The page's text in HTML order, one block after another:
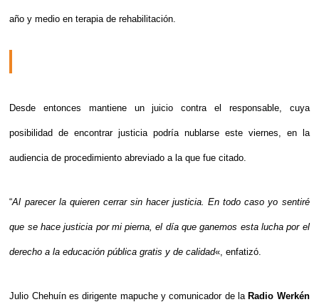
año y medio en terapia de rehabilitación.
Desde entonces mantiene un juicio contra el responsable, cuya
posibilidad de encontrar justicia podría nublarse este viernes, en la
audiencia de procedimiento abreviado a la que fue citado.
“Al parecer la quieren cerrar sin hacer justicia. En todo caso yo sentiré
que se hace justicia por mi pierna, el día que ganemos esta lucha por el
derecho a la educación pública gratis y de calidad«, enfatizó.
Julio Chehuín es dirigente mapuche y comunicador de la Radio Werkén